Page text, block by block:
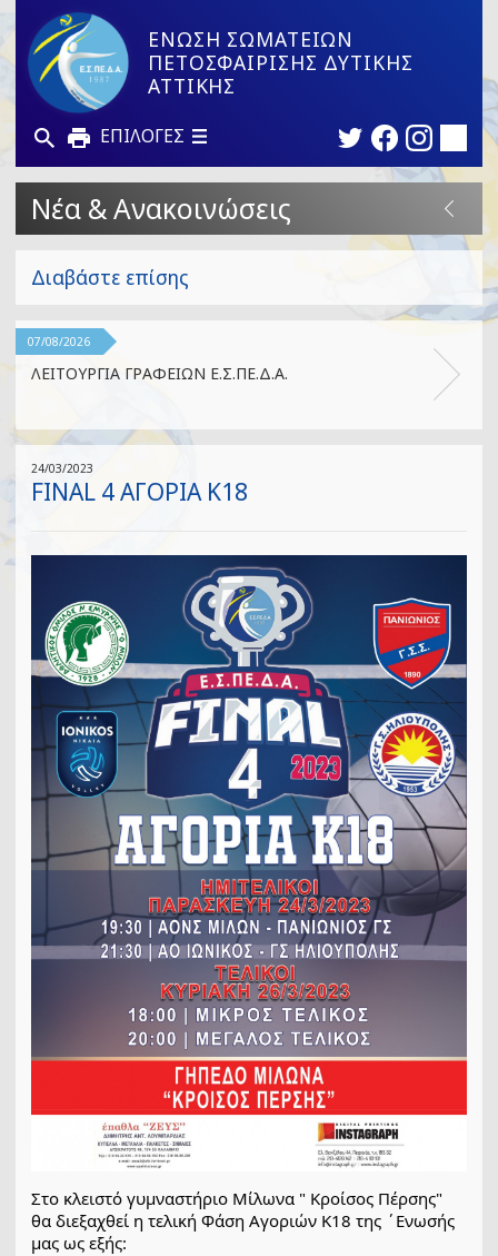
ΕΝΩΣΗ ΣΩΜΑΤΕΙΩΝ
ΠΕΤΟΣΦΑΙΡΙΣΗΣ ΔΥΤΙΚΗΣ
ΑΤΤΙΚΗΣ
ΕΠΙΛΟΓΕΣ
Νέα & Ανακοινώσεις
24/03/2023
FINAL 4 ΑΓΟΡΙΑ Κ18
Στο κλειστό γυμναστήριο Μίλωνα " Κροίσος Πέρσης"
θα διεξαχθεί η τελική Φάση Αγοριών Κ18 της ΄Ενωσής
μας ως εξής:
Διαβάστε επίσης
07/08/2026
ΛΕΙΤΟΥΡΓΙΑ ΓΡΑΦΕΙΩΝ Ε.Σ.ΠΕ.Δ.Α.